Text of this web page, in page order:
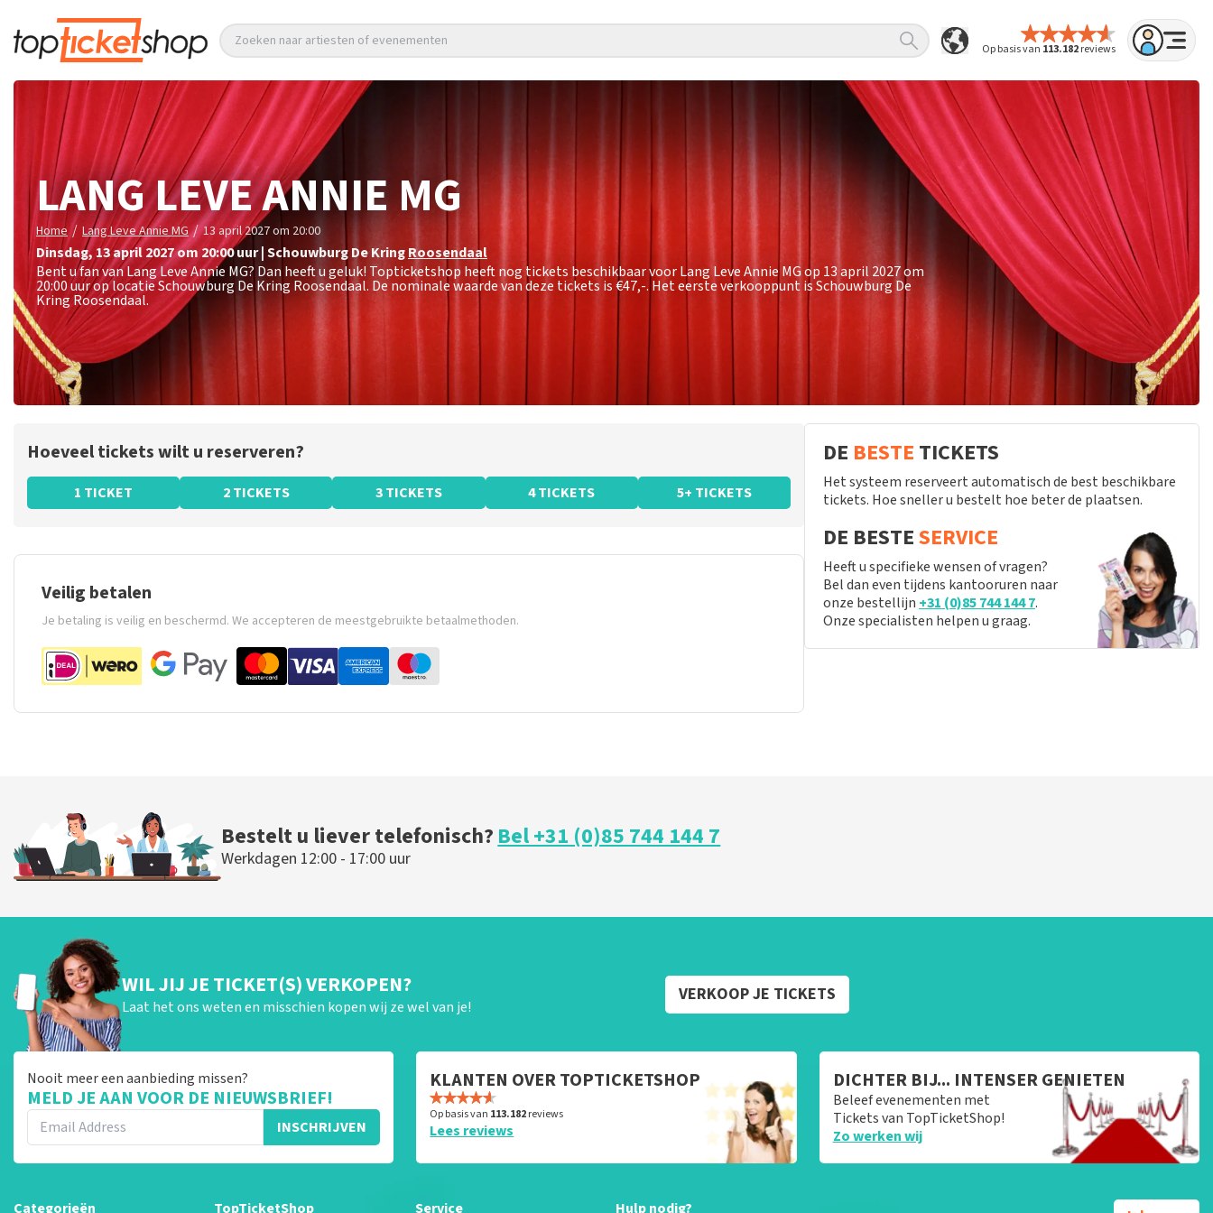
Op basis van 113.182reviews
Zoeken naar artiesten of evenementen
LANG LEVE ANNIE MG
Home / Lang Leve Annie MG / 13 april 2027 om 20:00
dinsdag,13 april 2027 om 20:00uur|Schouwburg De KringRoosendaal
Bent u fan van Lang Leve Annie MG? Dan heeft u geluk! Topticketshop heeft nog tickets beschikbaar voor Lang Leve Annie MG op 13 april 2027 om
20:00 uur op locatie Schouwburg De Kring Roosendaal. De nominale waarde van deze tickets is€47,-. Het eerste verkooppunt is Schouwburg De
Kring Roosendaal.
Hoeveel tickets wilt u reserveren?
1 TICKET 2 TICKETS 3 TICKETS 4 TICKETS 5+ TICKETS
Veilig betalen
Je betaling is veilig en beschermd. We accepteren de meestgebruikte betaalmethoden.
DE BESTE TICKETS
Het systeem reserveert automatisch de best beschikbare
tickets. Hoe sneller u bestelt hoe beter de plaatsen.
DE BESTESERVICE
Heeft u specifieke wensen of vragen?
Bel dan even tijdens kantooruren naar
onze bestellijn +31 (0)85 744 144 7.
Onze specialisten helpen u graag.
Bestelt u liever telefonisch?Bel +31 (0)85 744 144 7
Werkdagen 12:00 - 17:00 uur
WIL JIJ JE TICKET(S) VERKOPEN?
Laat het ons weten en misschien kopen wij ze wel van je!
VERKOOP JE TICKETS
Nooit meer een aanbieding missen?
MELD JE AAN VOOR DE NIEUWSBRIEF!
INSCHRIJVEN
KLANTEN OVER TOPTICKETSHOP
Op basis van 113.182reviews
Lees reviews
DICHTER BIJ... INTENSER GENIETEN
Beleef evenementen met
Tickets van TopTicketShop!
Zo werken wij
Categorieën TopTicketShop Service Hulp nodig?